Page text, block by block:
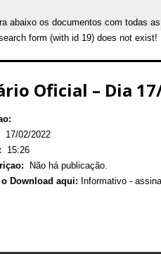
abaixo os documentos com todas
form (with id 19) does not exist!
Oficial – Dia
17/02/2022
15:26
Não há publicação.
o Download aqui:
Informativo -